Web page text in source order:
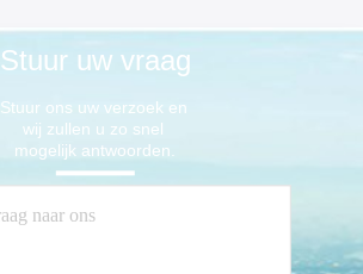
Stuur uw vraag
Stuur ons uw verzoek en
wij zullen u zo snel
mogelijk antwoorden.